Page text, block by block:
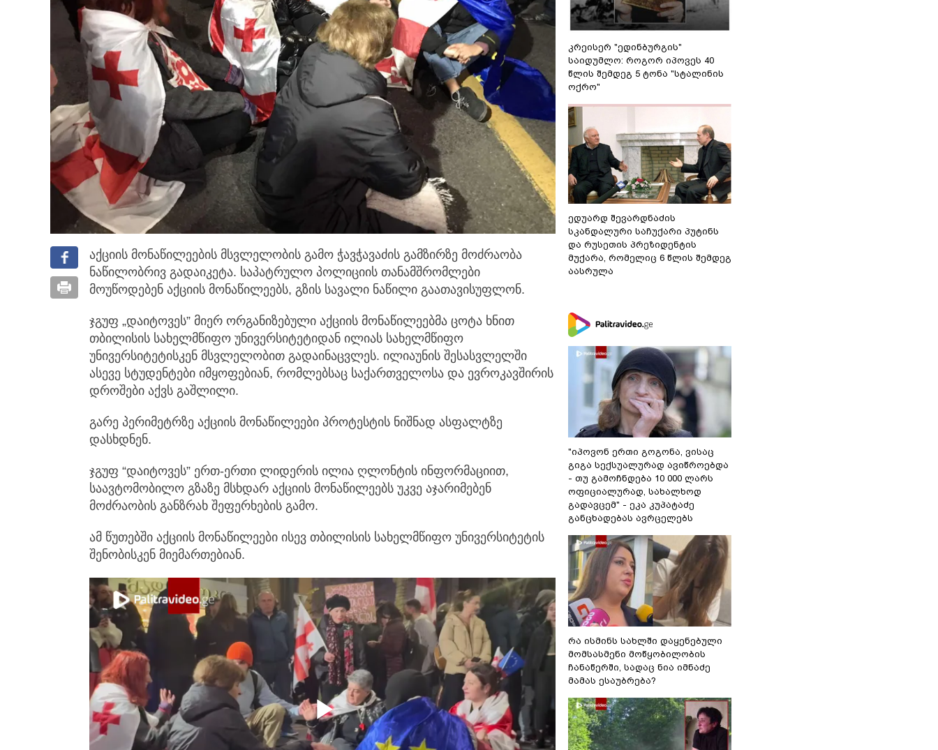
აქციის მონაწილეების მსვლელობის გამო ჭავჭავაძის გამზირზე მოძრაობა
ნაწილობრივ გადაიკეტა. საპატრულო პოლიციის თანამშრომლები
მოუწოდებენ აქციის მონაწილეებს, გზის სავალი ნაწილი გაათავისუფლონ.
ჯგუფ „დაიტოვეს” მიერ ორგანიზებული აქციის მონაწილეებმა ცოტა ხნით
თბილისის სახელმწიფო უნივერსიტეტიდან ილიას სახელმწიფო
უნივერსიტეტისკენ მსვლელობით გადაინაცვლეს. ილიაუნის შესასვლელში
ასევე სტუდენტები იმყოფებიან, რომლებსაც საქართველოსა და ევროკავშირის
დროშები აქვს გაშლილი.
გარე პერიმეტრზე აქციის მონაწილეები პროტესტის ნიშნად ასფალტზე
დასხდნენ.
ჯგუფ “დაიტოვეს” ერთ-ერთი ლიდერის ილია ღლონტის ინფორმაციით,
საავტომობილო გზაზე მსხდარ აქციის მონაწილეებს უკვე აჯარიმებენ
მოძრაობის განზრახ შეფერხების გამო.
ამ წუთებში აქციის მონაწილეები ისევ თბილისის სახელმწიფო უნივერსიტეტის
შენობისკენ მიემართებიან.
კრეისერ "ედინბურგის"
საიდუმლო: როგორ იპოვეს 40
წლის შემდეგ 5 ტონა "სტალინის
ოქრო"
ედუარდ შევარდნაძის
სკანდალური საჩუქარი პუტინს
და რუსეთის პრეზიდენტის
მუქარა, რომელიც 6 წლის შემდეგ
აასრულა
"იპოვონ ერთი გოგონა, ვისაც
გიგა სექსუალურად ავიწროებდა
- თუ გამოჩნდება 10 000 ლარს
ოფიციალურად, სახალხოდ
გადავცემ" - ეკა კუპატაძე
განცხადებას ავრცელებს
რა ისმინს სახლში დაყენებული
მომსასმენი მოწყობილობის
ჩანაწერში, სადაც ნია იმნაძე
მამას ესაუბრება?